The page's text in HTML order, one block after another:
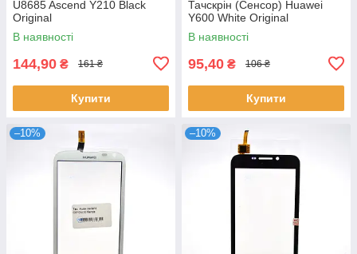
U8685 Ascend Y210 Black
Original
В наявності
144,90 ₴ 161 ₴
Купити
Тачскрін (Сенсор) Huawei
Y600 White Original
В наявності
95,40 ₴ 106 ₴
Купити
–10% –10%